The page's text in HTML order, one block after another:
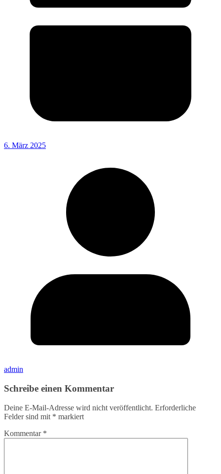
6. März 2025
admin
Schreibe einen Kommentar
Deine E-Mail-Adresse wird nicht veröffentlicht. Erforderliche
Felder sind mit * markiert
Kommentar *